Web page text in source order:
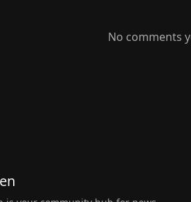
No comments